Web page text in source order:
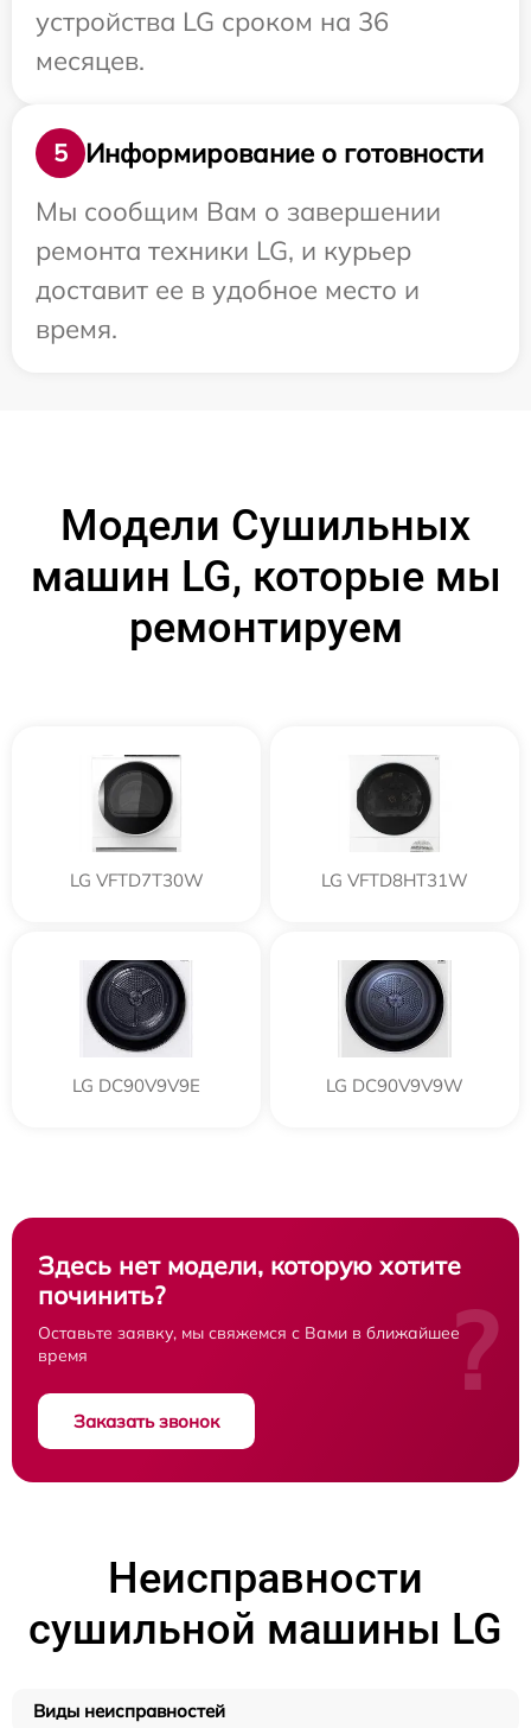
устройства LG сроком на 36
месяцев.
5
Информирование о готовности
Мы сообщим Вам о завершении
ремонта техники LG, и курьер
доставит ее в удобное место и
время.
Модели Сушильных
машин LG, которые мы
ремонтируем
LG VFTD7T30W LG VFTD8HT31W
LG DC90V9V9E LG DC90V9V9W
Здесь нет модели, которую хотите
починить?
Оставьте заявку, мы свяжемся с Вами в ближайшее
время
Заказать звонок
?
Неисправности
сушильной машины LG
Виды неисправностей